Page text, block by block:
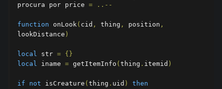
procura por price = ..--
function onLook( cid , thing , position ,
lookDistance )
local str = {}
local iname = getItemInfo ( thing . itemid )
if not isCreature ( thing . uid )
then